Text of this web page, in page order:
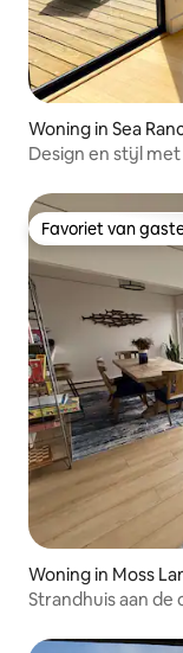
Woning in Sea
Design en stijl
Favoriet van
Favoriet van
Woning in Moss
Strandhuis aan de